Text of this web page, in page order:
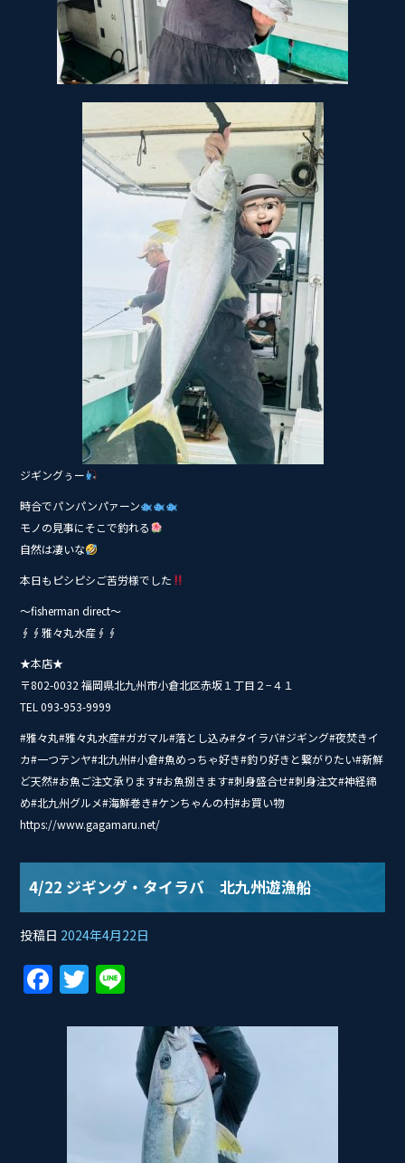
ジギングぅー
時合でパンパンパァーン
モノの見事にそこで釣れる
自然は凄いな
本日もピシピシご苦労様でした
〜fisherman direct〜
∮∮雅々丸水産∮∮
★本店★
〒802-0032 福岡県北九州市小倉北区赤坂１丁目２−４１
TEL 093-953-9999
#雅々丸#雅々丸水産#ガガマル#落とし込み#タイ‭ラバ#ジギング#夜焚きイ
カ#一つテンヤ#北九州#小倉#魚めっちゃ好き#釣り好きと繋がりたい#新鮮
ど天然#お魚ご注文承ります#お魚捌きます#刺身盛合せ#刺身注文#神経締
め#北九州グルメ#海鮮巻き#ケンちゃんの村#お買い物
https://www.gagamaru.net/
4/22 ジギング・タイラバ 北九州遊漁船
投稿日 2024年4月22日
F
a
c
T
w
itte